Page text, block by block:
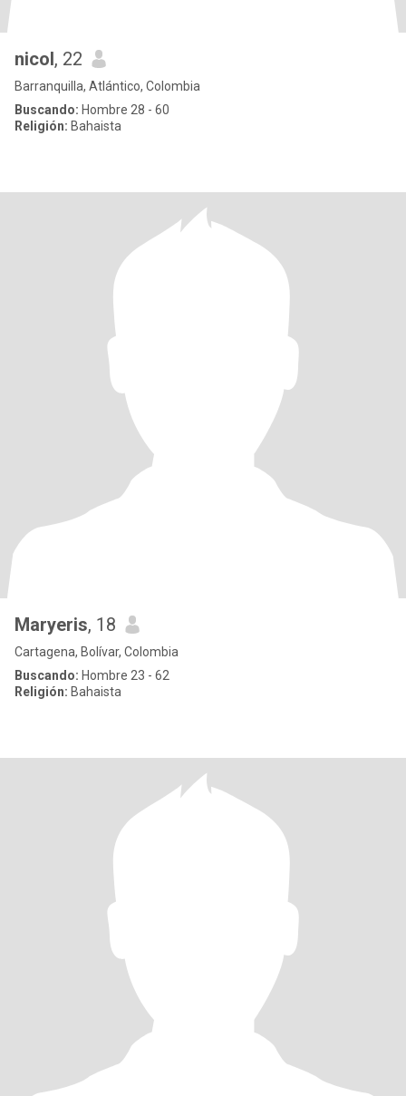
nicol, 22
Barranquilla, Atlántico, Colombia
Buscando: Hombre 28 - 60
Religión: Bahaista
Maryeris, 18
Cartagena, Bolívar, Colombia
Buscando: Hombre 23 - 62
Religión: Bahaista